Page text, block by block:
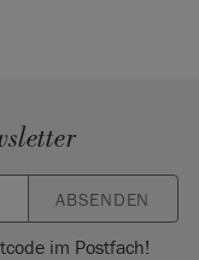
ABSENDEN
im Postfach!